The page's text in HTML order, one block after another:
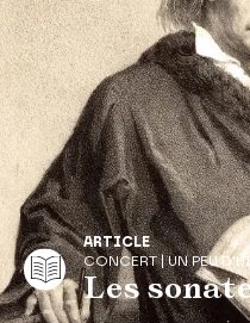
ARTICLE
CONCERT | UN PEU
Les